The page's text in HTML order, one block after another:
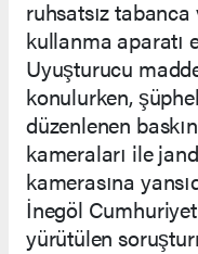
ruhsatsız
kullanma aparatı
Uyuşturucu
konulurken,
düzenlenen
kameraları ile
kamerasına
İnegöl
yürütülen